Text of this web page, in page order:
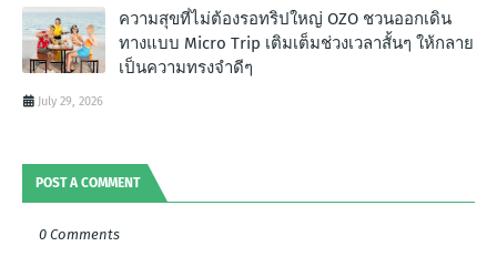
ความสุขที่ไม่ต้องรอทริปใหญ่ OZO ชวนออกเดิน
ทางแบบ Micro Trip เติมเต็มช่วงเวลาสั้นๆ ให้กลาย
เป็นความทรงจำดีๆ
July 29, 2026
POST A COMMENT
0 Comments